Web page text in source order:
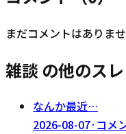
まだコメントはありませ
雑談 の他のス
なんか最近…
2026-08-07· コメ